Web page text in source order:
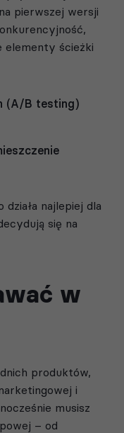
pierwszej wersji
elementy ścieżki
(A/B testing)
najlepiej dla
się na
w
produktów,
i
musisz
– od